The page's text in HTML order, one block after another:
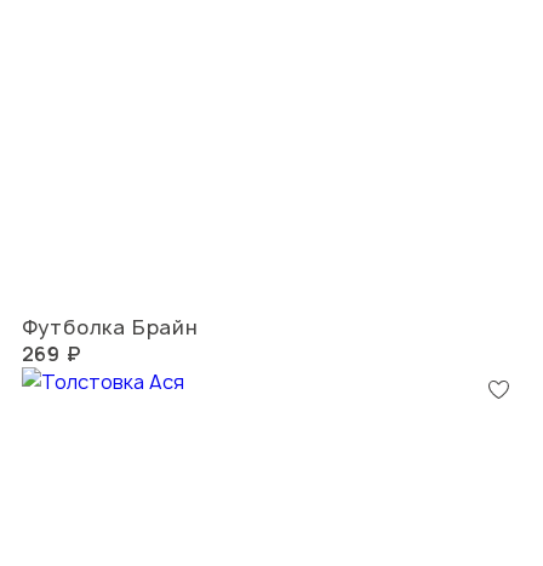
Футболка Брайн
269 ₽